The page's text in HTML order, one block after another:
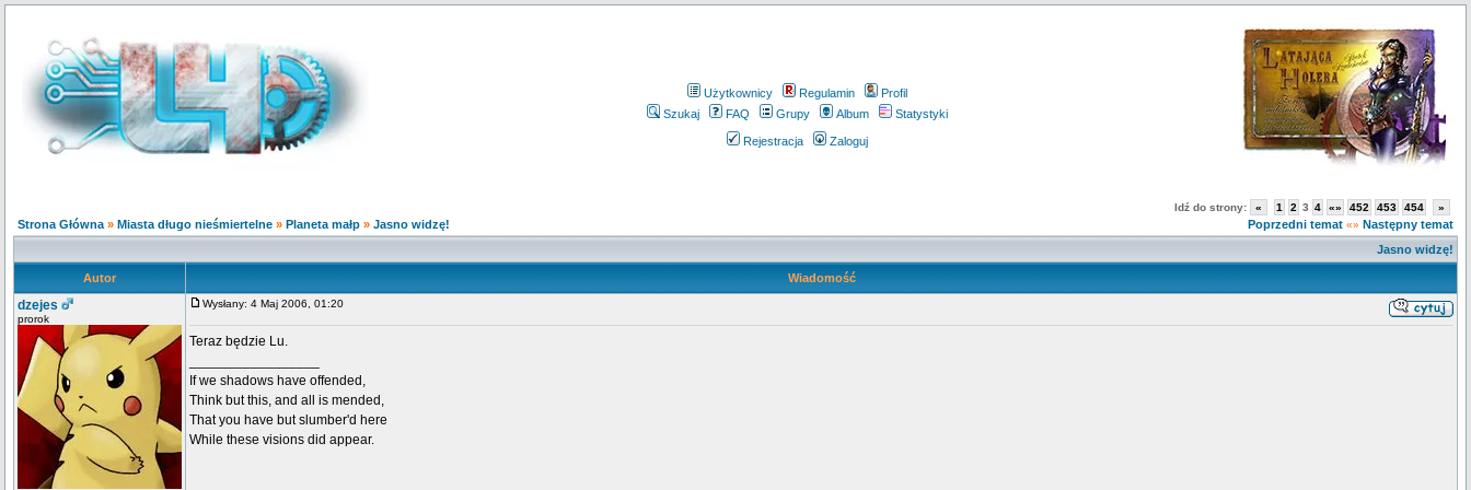
Użytkownicy Regulamin
Profil
Szukaj
FAQ Grupy Album Statystyki
Rejestracja Zaloguj
Strona Główna » Miasta długo nieśmiertelne » Planeta małp » Jasno widzę!
Idź do strony: « 1 2 3 4 «» 452 453 454 »
Poprzedni temat «» Następny temat
Jasno widzę!
Autor Wiadomość
dzejes
prorok
Wysłany: 4 Maj 2006, 01:20
Teraz będzie Lu.
If we shadows have offended,
Think but this, and all is mended,
That you have but slumber'd here
While these visions did appear.